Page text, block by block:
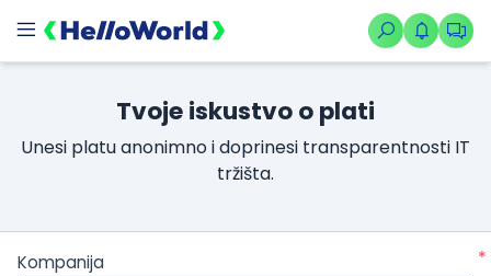
Tvoje iskustvo o plati
Unesi platu anonimno i doprinesi transparentnosti IT
tržišta.
Kompanija
*